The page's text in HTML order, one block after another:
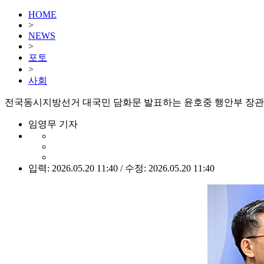
HOME
>
NEWS
>
포토
>
사회
전국동시지방선거 대국민 담화문 발표하는 윤호중 행안부 장
임영무 기자
입력: 2026.05.20 11:40 / 수정: 2026.05.20 11:40